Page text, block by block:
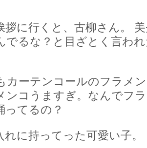
拶に行くと、古柳さん。
でるな？と目ざとく言わ
カーテンコールのフラメ
ンコうますぎ。なんでフ
ってるの？
に持ってった可愛い子。